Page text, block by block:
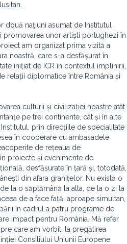
naţiuni asumat de Institutul
promovarea unor artiști portughezi în
am organizat prima vizită a
noastră, care s-a desfășurat în
inițiat de ICR în contextul împlinirii,
relații diplomatice între România și
culturii și civilizației noastre atât
pe trei continente, cât și în alte
prin direcțiile de specialitate
în cooperare cu ambasadele
de rețeaua de
proiecte și evenimente de
desfășurate în țară și, totodată,
din afara granițelor. Nu există o
la o săptămână la alta, de la o zi la
de a face față, aproape simultan,
în cadrul a patru programe de
impact pentru România. Mă refer
care am vorbit, la pregătirea
Consiliului Uniunii Europene